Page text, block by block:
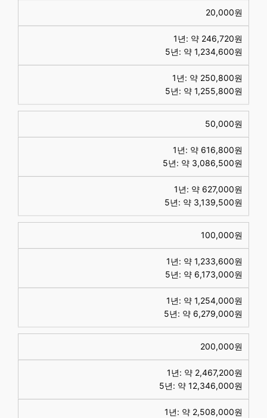
20,000원
1년: 약 246,720원
5년: 약 1,234,600원
1년: 약 250,800원
5년: 약 1,255,800원
50,000원
1년: 약 616,800원
5년: 약 3,086,500원
1년: 약 627,000원
5년: 약 3,139,500원
100,000원
1년: 약 1,233,600원
5년: 약 6,173,000원
1년: 약 1,254,000원
5년: 약 6,279,000원
200,000원
1년: 약 2,467,200원
5년: 약 12,346,000원
1년: 약 2,508,000원